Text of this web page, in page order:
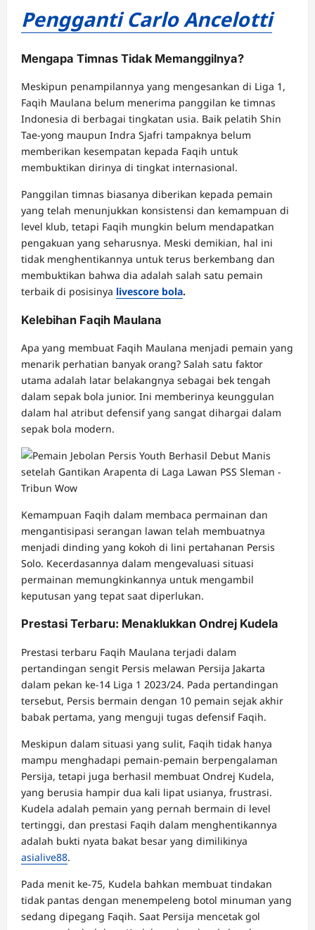
Pengganti Carlo Ancelotti
Mengapa Timnas Tidak Memanggilnya?
Meskipun penampilannya yang mengesankan di Liga 1,
Faqih Maulana belum menerima panggilan ke timnas
Indonesia di berbagai tingkatan usia. Baik pelatih Shin
Tae-yong maupun Indra Sjafri tampaknya belum
memberikan kesempatan kepada Faqih untuk
membuktikan dirinya di tingkat internasional.
Panggilan timnas biasanya diberikan kepada pemain
yang telah menunjukkan konsistensi dan kemampuan di
level klub, tetapi Faqih mungkin belum mendapatkan
pengakuan yang seharusnya. Meski demikian, hal ini
tidak menghentikannya untuk terus berkembang dan
membuktikan bahwa dia adalah salah satu pemain
terbaik di posisinya livescore bola.
Kelebihan Faqih Maulana
Apa yang membuat Faqih Maulana menjadi pemain yang
menarik perhatian banyak orang? Salah satu faktor
utama adalah latar belakangnya sebagai bek tengah
dalam sepak bola junior. Ini memberinya keunggulan
dalam hal atribut defensif yang sangat dihargai dalam
sepak bola modern.
Kemampuan Faqih dalam membaca permainan dan
mengantisipasi serangan lawan telah membuatnya
menjadi dinding yang kokoh di lini pertahanan Persis
Solo. Kecerdasannya dalam mengevaluasi situasi
permainan memungkinkannya untuk mengambil
keputusan yang tepat saat diperlukan.
Prestasi Terbaru: Menaklukkan Ondrej Kudela
Prestasi terbaru Faqih Maulana terjadi dalam
pertandingan sengit Persis melawan Persija Jakarta
dalam pekan ke-14 Liga 1 2023/24. Pada pertandingan
tersebut, Persis bermain dengan 10 pemain sejak akhir
babak pertama, yang menguji tugas defensif Faqih.
Meskipun dalam situasi yang sulit, Faqih tidak hanya
mampu menghadapi pemain-pemain berpengalaman
Persija, tetapi juga berhasil membuat Ondrej Kudela,
yang berusia hampir dua kali lipat usianya, frustrasi.
Kudela adalah pemain yang pernah bermain di level
tertinggi, dan prestasi Faqih dalam menghentikannya
adalah bukti nyata bakat besar yang dimilikinya
asialive88.
Pada menit ke-75, Kudela bahkan membuat tindakan
tidak pantas dengan menempeleng botol minuman yang
sedang dipegang Faqih. Saat Persija mencetak gol